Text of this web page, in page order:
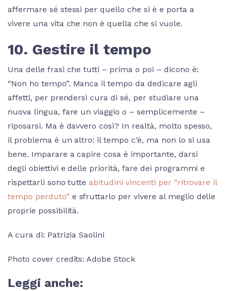
affermare sé stessi per quello che si è e porta a
vivere una vita che non è quella che si vuole.
10. Gestire il tempo
Una delle frasi che tutti – prima o poi – dicono è:
“Non ho tempo”. Manca il tempo da dedicare agli
affetti, per prendersi cura di sé, per studiare una
nuova lingua, fare un viaggio o – semplicemente –
riposarsi. Ma è davvero così? In realtà, molto spesso,
il problema è un altro: il tempo c’è, ma non lo si usa
bene. Imparare a capire cosa è importante, darsi
degli obiettivi e delle priorità, fare dei programmi e
rispettarli sono tutteabitudini vincenti per “ritrovare il
tempo perduto” e sfruttarlo per vivere al meglio delle
proprie possibilità.
A cura di: Patrizia Saolini
Photo cover credits: Adobe Stock
Leggi anche: